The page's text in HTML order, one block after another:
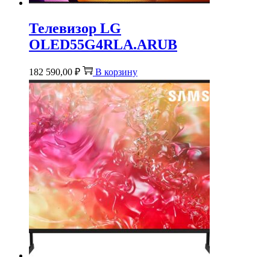
Телевизор LG
OLED55G4RLA.ARUB
182 590,00 ₽ В корзину